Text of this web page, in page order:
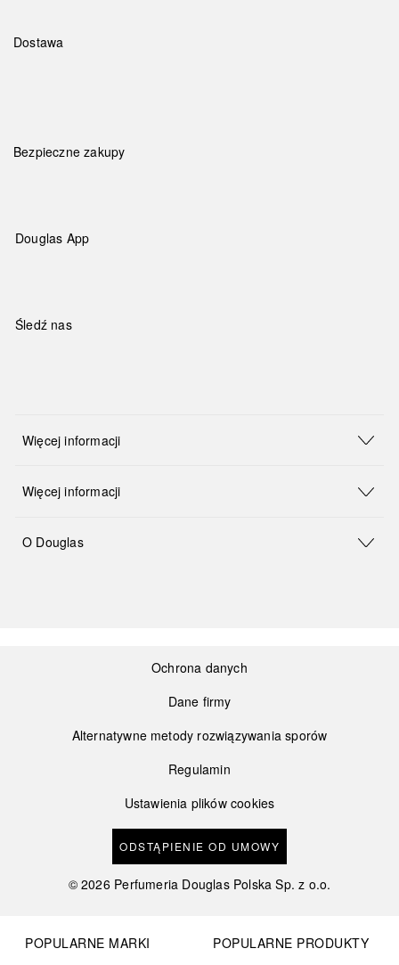
Dostawa
Bezpieczne zakupy
Douglas App
Śledź nas
Więcej informacji
Więcej informacji
O Douglas
Ochrona danych
Dane firmy
Alternatywne metody rozwiązywania sporów
Regulamin
Ustawienia plików cookies
ODSTĄPIENIE OD UMOWY
©2026 Perfumeria Douglas Polska Sp. z o.o.
POPULARNE MARKI
POPULARNE PRODUKTY